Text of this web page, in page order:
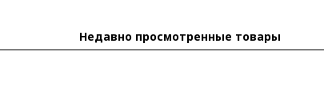
Недавно просмотренные товары